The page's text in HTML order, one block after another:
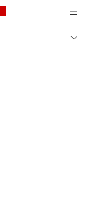
Canon Logo, back to